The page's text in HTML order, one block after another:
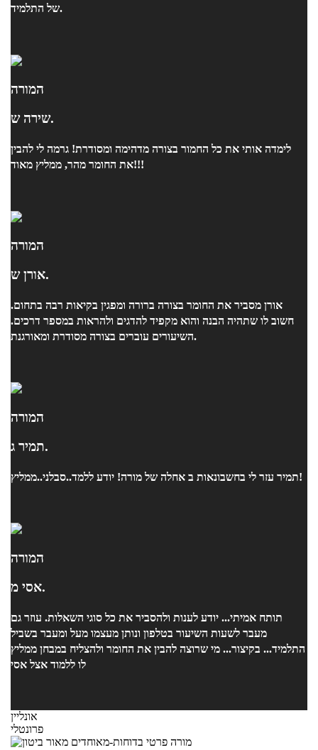
של התלמיד.
המורה
שירה ש.
לימדה אותי את כל החמור בצורה מדהימה ומסודרת! גרמה לי להבין
את החומר מהר, ממליץ מאוד!!!
המורה
אורן ש.
אורן מסביר את החומר בצורה ברורה ומפגין בקיאות רבה בתחום.
חשוב לו שתהיה הבנה והוא מקפיד להדגים ולהראות במספר דרכים.
השיעורים עוברים בצורה מסודרת ומאורגנת.
המורה
תמיר ג.
תמיר עזר לי בחשבונאות ב אחלה של מורה! יודע ללמד..סבלני..ממליץ!
המורה
אסי מ.
תותח אמיתי... יודע לענות ולהסביר את כל סוגי השאלות. עוזר גם
מעבר לשעות השיעור בטלפון ונותן מעצמו מעל ומעבר בשביל
התלמיד... בקיצור... מי שרוצה להבין את החומר ולהצליח במבחן ממליץ
לו ללמוד אצל אסי
אונליין
פרונטלי